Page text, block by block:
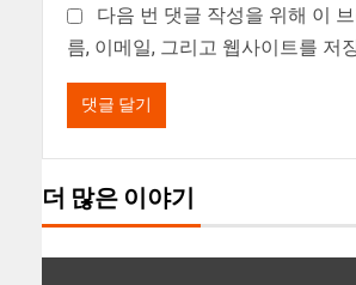
다음 번 댓글 작성을 위해 이
름, 이메일, 그리고 웹사이트를 저
더 많은 이야기